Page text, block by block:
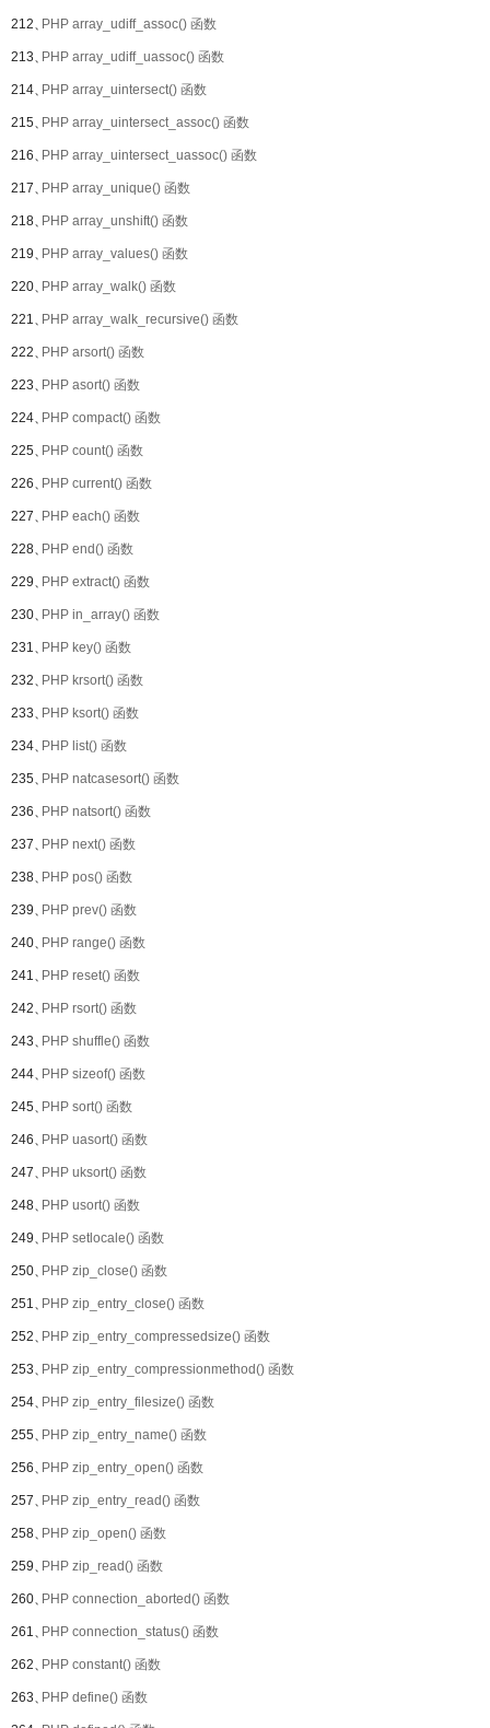
212、PHP array_udiff_assoc() 函数
213、PHP array_udiff_uassoc() 函数
214、PHP array_uintersect() 函数
215、PHP array_uintersect_assoc() 函数
216、PHP array_uintersect_uassoc() 函数
217、PHP array_unique() 函数
218、PHP array_unshift() 函数
219、PHP array_values() 函数
220、PHP array_walk() 函数
221、PHP array_walk_recursive() 函数
222、PHP arsort() 函数
223、PHP asort() 函数
224、PHP compact() 函数
225、PHP count() 函数
226、PHP current() 函数
227、PHP each() 函数
228、PHP end() 函数
229、PHP extract() 函数
230、PHP in_array() 函数
231、PHP key() 函数
232、PHP krsort() 函数
233、PHP ksort() 函数
234、PHP list() 函数
235、PHP natcasesort() 函数
236、PHP natsort() 函数
237、PHP next() 函数
238、PHP pos() 函数
239、PHP prev() 函数
240、PHP range() 函数
241、PHP reset() 函数
242、PHP rsort() 函数
243、PHP shuffle() 函数
244、PHP sizeof() 函数
245、PHP sort() 函数
246、PHP uasort() 函数
247、PHP uksort() 函数
248、PHP usort() 函数
249、PHP setlocale() 函数
250、PHP zip_close() 函数
251、PHP zip_entry_close() 函数
252、PHP zip_entry_compressedsize() 函数
253、PHP zip_entry_compressionmethod() 函数
254、PHP zip_entry_filesize() 函数
255、PHP zip_entry_name() 函数
256、PHP zip_entry_open() 函数
257、PHP zip_entry_read() 函数
258、PHP zip_open() 函数
259、PHP zip_read() 函数
260、PHP connection_aborted() 函数
261、PHP connection_status() 函数
262、PHP constant() 函数
263、PHP define() 函数